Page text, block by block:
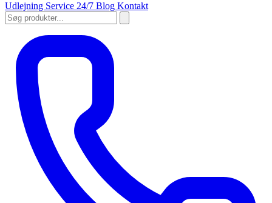
Udlejning Service 24/7 Blog Kontakt